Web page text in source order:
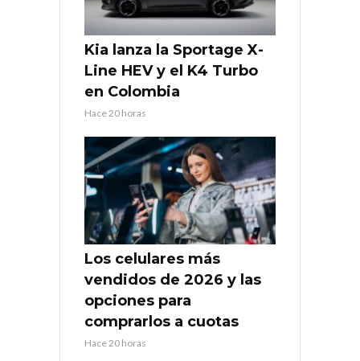
Kia lanza la Sportage X-
Line HEV y el K4 Turbo
en Colombia
Hace 20 horas
Los celulares más
vendidos de 2026 y las
opciones para
comprarlos a cuotas
Hace 20 horas